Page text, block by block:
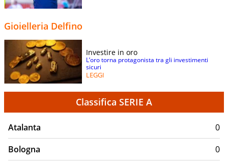
Gioielleria Delfino
Investire in oro
L’oro torna protagonista tra gli investimenti
sicuri
LEGGI
Classifica SERIE A
Atalanta
0
Bologna
0